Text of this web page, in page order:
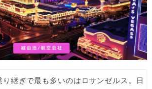
空券 1,500円OFFクーポン
ロンドン/タイ ホテル 10%OFFクーポン
イ航空券 10%OFFクーポン
外航空券(アジア) 6,900円~
り継ぎで最も多いのはロサンゼルス。日